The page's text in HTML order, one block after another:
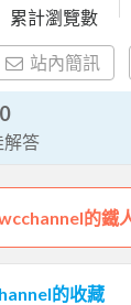
累計瀏覽數
站內簡訊
0
解答
的鐵
的收藏